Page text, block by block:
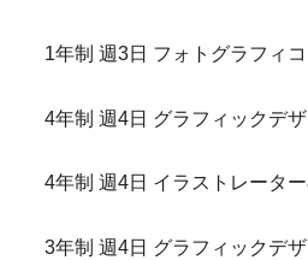
1年制 週3日 フォトグラフィ
4年制 週4日 グラフィックデ
4年制 週4日 イラストレータ
3年制 週4日 グラフィックデ